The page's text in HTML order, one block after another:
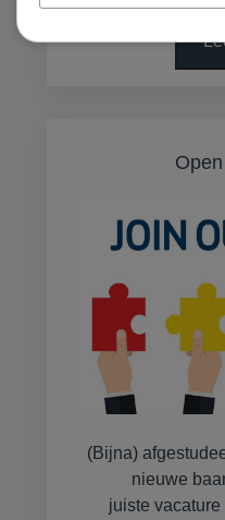
(Bijna)
nieuwe
juiste